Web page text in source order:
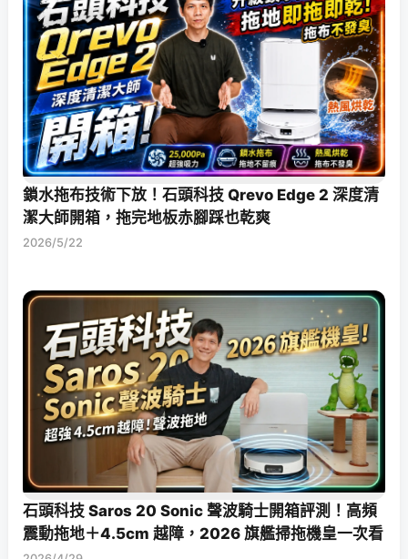
鎖水拖布技術下放！石頭科技 Qrevo Edge 2 深度清
潔大師開箱，拖完地板赤腳踩也乾爽
2026/5/22
石頭科技 Saros 20 Sonic 聲波騎士開箱評測！高頻
震動拖地＋4.5cm 越障，2026 旗艦掃拖機皇一次看